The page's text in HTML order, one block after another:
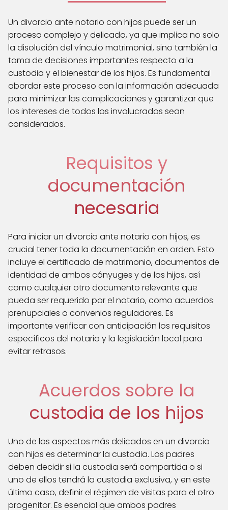
Un divorcio ante notario con hijos puede ser un
proceso complejo y delicado, ya que implica no solo
la disolución del vínculo matrimonial, sino también la
toma de decisiones importantes respecto a la
custodia y el bienestar de los hijos. Es fundamental
abordar este proceso con la información adecuada
para minimizar las complicaciones y garantizar que
los intereses de todos los involucrados sean
considerados.
Requisitos y
documentación
necesaria
Para iniciar un divorcio ante notario con hijos, es
crucial tener toda la documentación en orden. Esto
incluye el certificado de matrimonio, documentos de
identidad de ambos cónyuges y de los hijos, así
como cualquier otro documento relevante que
pueda ser requerido por el notario, como acuerdos
prenupciales o convenios reguladores. Es
importante verificar con anticipación los requisitos
específicos del notario y la legislación local para
evitar retrasos.
Acuerdos sobre la
custodia de los hijos
Uno de los aspectos más delicados en un divorcio
con hijos es determinar la custodia. Los padres
deben decidir si la custodia será compartida o si
uno de ellos tendrá la custodia exclusiva, y en este
último caso, definir el régimen de visitas para el otro
progenitor. Es esencial que ambos padres